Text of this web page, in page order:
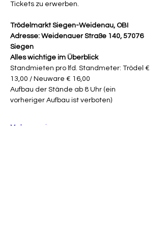
Tickets zu erwerben.
Trödelmarkt Siegen-Weidenau, OBI
Adresse: Weidenauer Straße 140, 57076
Siegen
Alles wichtige im Überblick
Standmieten pro lfd. Standmeter: Trödel €
13,00 / Neuware € 16,00
Aufbau der Stände ab 8 Uhr (ein
vorheriger Aufbau ist verboten)
Mehr anzeigen